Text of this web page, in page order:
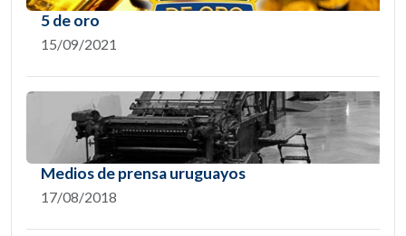
5 de oro
15/09/2021
Medios de prensa uruguayos
17/08/2018